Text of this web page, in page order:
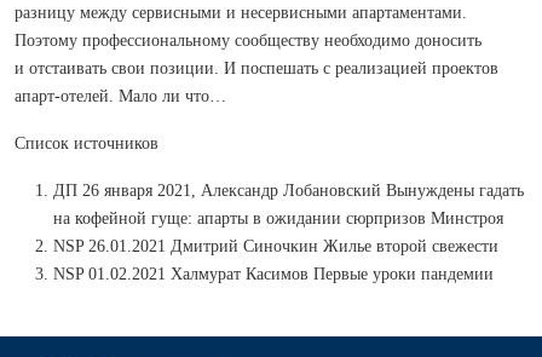
разницу между сервисными и несервисными апартаментами.
Поэтому профессиональному сообществу необходимо доносить
и отстаивать свои позиции. И поспешать с реализацией проектов
апарт-отелей. Мало ли что…
Список источников
ДП 26 января 2021, Александр Лобановский Вынуждены гадать
на кофейной гуще: апарты в ожидании сюрпризов Минстроя
NSP 26.01.2021 Дмитрий Синочкин Жилье второй свежести
NSP 01.02.2021 Халмурат Касимов Первые уроки пандемии